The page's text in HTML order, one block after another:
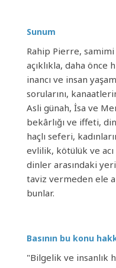
Sunum
Rahip Pierre,
açıklıkla, daha önce
inancı ve insan
sorularını,
Asli günah, İsa ve
bekârlığı ve iffeti,
haçlı seferi,
evlilik, kötülük ve
dinler arasındaki
taviz vermeden ele
bunlar.
Basının bu konu
"Bilgelik ve insanlık